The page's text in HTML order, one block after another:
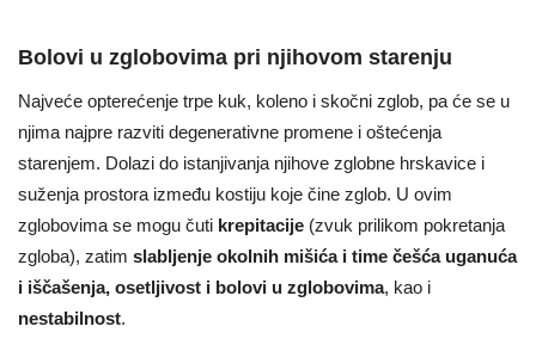
Bolovi u zglobovima pri njihovom starenju
Najveće opterećenje trpe kuk, koleno i skočni zglob, pa će se u
njima najpre razviti degenerativne promene i oštećenja
starenjem. Dolazi do istanjivanja njihove zglobne hrskavice i
suženja prostora između kostiju koje čine zglob. U ovim
zglobovima se mogu čuti krepitacije (zvuk prilikom pokretanja
zgloba), zatim slabljenje okolnih mišića i time češća uganuća
i iščašenja, osetljivost i bolovi u zglobovima, kao i
nestabilnost.